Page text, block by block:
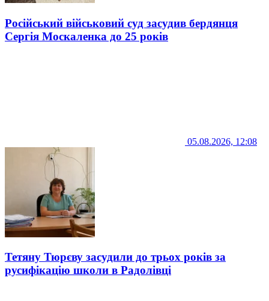
Російський військовий суд засудив бердянця
Сергія Москаленка до 25 років
05.08.2026, 12:08
Тетяну Тюрєву засудили до трьох років за
русифікацію школи в Радолівці